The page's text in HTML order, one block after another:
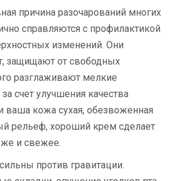
причина разочарований многих
справляются с профилактикой
изменений. Они
защищают от свободных
разглаживают мелкие
счет улучшения качества
ваша кожа сухая, обезвоженная
рельеф, хороший крем сделает
и свежее.
против гравитации.